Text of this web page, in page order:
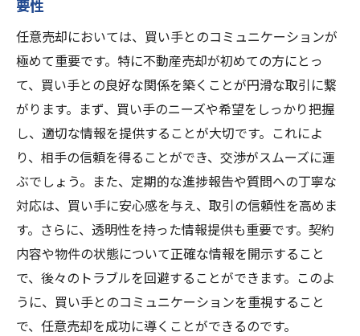
最新の市場データを活用した価格戦略
不動産売却における需給バランスの重要性
任意売却での価格調整のタイミング
競争力を高めるための価格差別化戦略
地域別市場動向の分析方法
将来の市場予測を基にした価格設定
任意売却サポート会社が提供する安心の不動産
取引
サポート会社が持つ多様なサービスとその
利点
任意売却プロセスでのトラブルシューティ
要性
任意売却においては、買い手とのコミュニケーションが
極めて重要です。特に不動産売却が初めての方にとっ
て、買い手との良好な関係を築くことが円滑な取引に繋
がります。まず、買い手のニーズや希望をしっかり把握
し、適切な情報を提供することが大切です。これによ
り、相手の信頼を得ることができ、交渉がスムーズに運
ぶでしょう。また、定期的な進捗報告や質問への丁寧な
対応は、買い手に安心感を与え、取引の信頼性を高めま
す。さらに、透明性を持った情報提供も重要です。契約
内容や物件の状態について正確な情報を開示すること
で、後々のトラブルを回避することができます。このよ
うに、買い手とのコミュニケーションを重視すること
で、任意売却を成功に導くことができるのです。